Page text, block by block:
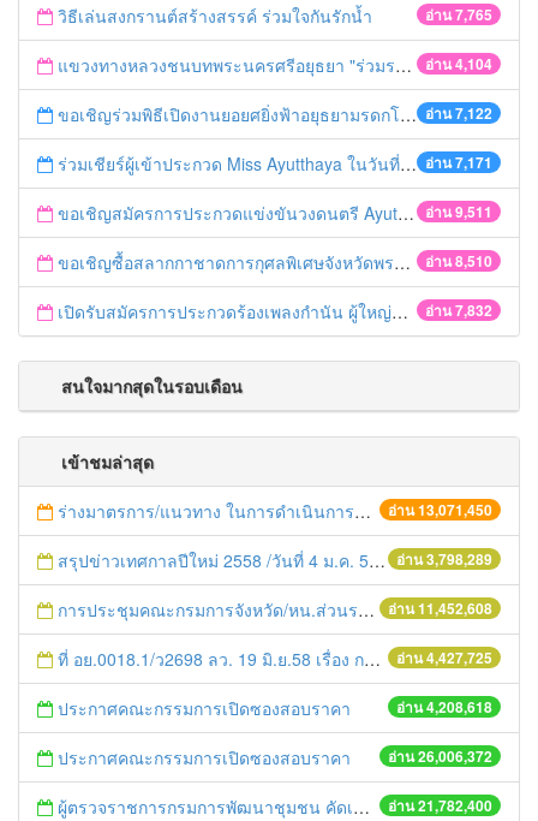
อ่าน 7,765
วิธีเล่นสงกรานต์สร้างสรรค์ ร่วมใจกันรักน้ำ
อ่าน 4,104
แขวงทางหลวงชนบทพระนครศรีอยุธยา "ร่วมรณรงค์ ขับช้า เปิดไฟหน้า คาดเข็มขัด" เทศกาลสงกรานต์ ปี 2561
อ่าน 7,122
ขอเชิญร่วมพิธีเปิดงานยอยศยิ่งฟ้าอยุธยามรดกโลก
อ่าน 7,171
ร่วมเชียร์ผู้เข้าประกวด Miss Ayutthaya ในวันที่ 15 ธันวาคม 2560
อ่าน 9,511
ขอเชิญสมัครการประกวดแข่งขันวงดนตรี Ayutthaya battle of the bands
อ่าน 8,510
ขอเชิญซื้อสลากกาชาดการกุศลพิเศษจังหวัดพระนครศรีอยุธยา 2560
อ่าน 7,832
เปิดรับสมัครการประกวดร้องเพลงกำนัน ผู้ใหญ่บ้าน ฯลฯ
สนใจมากสุดในรอบเดือน
เข้าชมล่าสุด
อ่าน 13,071,450
ร่างมาตรการ/แนวทาง ในการดำเนินการประกอบการตรวจราชการแบบบูรณาการ
อ่าน 3,798,289
สรุปข่าวเทศกาลปีใหม่ 2558 /วันที่ 4 ม.ค. 58
อ่าน 11,452,608
การประชุมคณะกรมการจังหวัด/หน.ส่วนราชการประจำเดือน มิถุนายน 2558
อ่าน 4,427,725
ที่ อย.0018.1/ว2698 ลว. 19 มิ.ย.58 เรื่อง การแก้ไขปัญหาหนี้สินให้แก่เกษตรกร
อ่าน 4,208,618
ประกาศคณะกรรมการเปิดซองสอบราคา
อ่าน 26,006,372
ประกาศคณะกรรมการเปิดซองสอบราคา
อ่าน 21,782,400
ผู้ตรวจราชการกรมการพัฒนาชุมชน คัดเลือกข้าราชการและลูกจ้างดีเด่น และหน่วยงานพัฒนาชุมชนใสสะอาด ประจำปี ๒๕๕๔